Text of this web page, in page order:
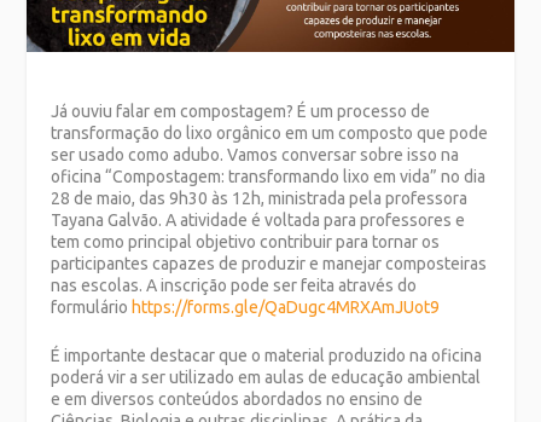
Já ouviu falar em compostagem? É um processo de
transformação do lixo orgânico em um composto que pode
ser usado como adubo. Vamos conversar sobre isso na
oficina “Compostagem: transformando lixo em vida” no dia
28 de maio, das 9h30 às 12h, ministrada pela professora
Tayana Galvão. A atividade é voltada para professores e
tem como principal objetivo contribuir para tornar os
participantes capazes de produzir e manejar composteiras
nas escolas. A inscrição pode ser feita através do
formuláriohttps://forms.gle/QaDugc4MRXAmJUot9
É importante destacar que o material produzido na oficina
poderá vir a ser utilizado em aulas de educação ambiental
e em diversos conteúdos abordados no ensino de